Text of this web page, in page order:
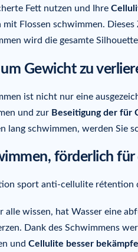
Fett nutzen und Ihre
mit Flossen schwimmen.
wird die gesamte
Gewicht zu
ist nicht nur eine
und zur Beseitigung der für
lang schwimmen, werden Sie
förderlich
alle wissen, hat Wasser eine
Dank des Schwimmens
und Cellulite besser